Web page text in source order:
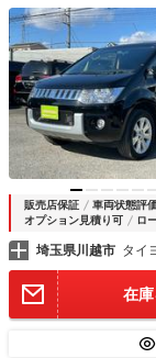
ター 両側パワー
メラ Ｂｌｕｅｔ
電動格納ミラー
販売店保証 車両状態評
オプション見積り可
ロ
埼玉県川越市 タイ
在